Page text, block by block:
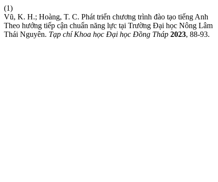
(1)
Vũ, K. H.; Hoàng, T. C. Phát triển chương trình đào tạo tiếng Anh
Theo hướng tiếp cận chuẩn năng lực tại Trường Đại học Nông Lâm
Thái Nguyên. Tạp chí Khoa học Đại học Đồng Tháp 2023, 88-93.